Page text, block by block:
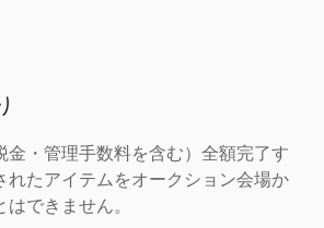
金・管理手数料を含む）全額完了す
れたアイテムをオークション会場か
できません。